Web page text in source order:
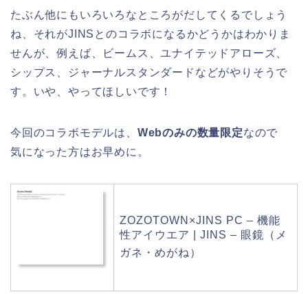
たぶん他にもいろいろなところがだしてくるでしょう
ね、それがJINSとのコラボになるかどうかはわかりま
せんが、例えば、ビームス、ユナイテッドアローズ、
シップス、ジャーナルスタンダードなどがやりそうで
す。いや、やってほしいです！
今回のコラボモデルは、 Webのみの数量限定なので
気になった方はお早めに。
ZOZOTOWN×JINS PC – 機能
性アイウエア | JINS – 眼鏡（メ
ガネ・めがね）